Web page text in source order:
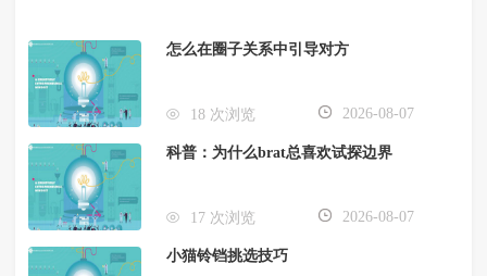
怎么在圈子关系中引导对方
18 次浏览 2026-08-07
科普：为什么brat总喜欢试探边界
17 次浏览 2026-08-07
小猫铃铛挑选技巧